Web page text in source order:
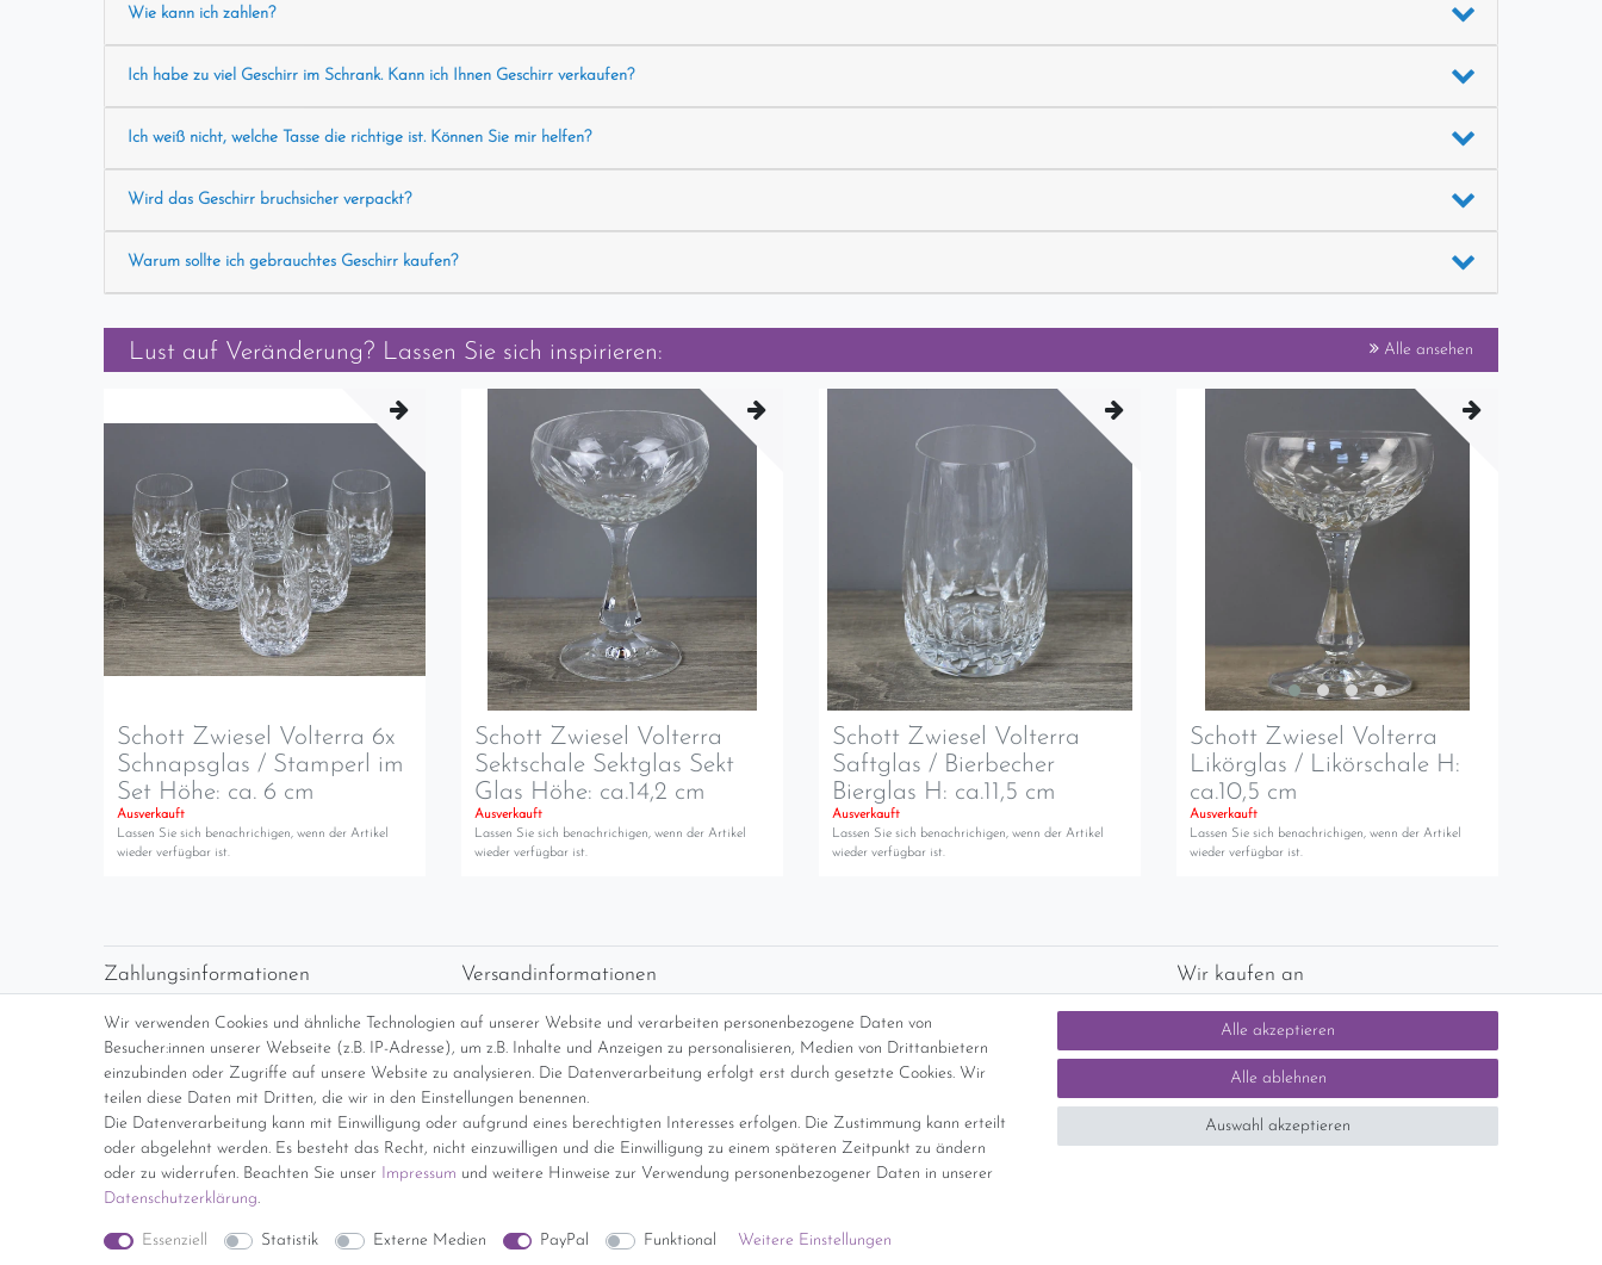
Wie kann ich zahlen?
Ich habe zu viel Geschirr im Schrank. Kann ich Ihnen Geschirr verkaufen?
Ich weiß nicht, welche Tasse die richtige ist. Können Sie mir helfen?
Wird das Geschirr bruchsicher verpackt?
Warum sollte ich gebrauchtes Geschirr kaufen?
Lust auf Veränderung? Lassen Sie sich inspirieren: Alle ansehen
Schott Zwiesel Volterra 6x
Schnapsglas / Stamperl im
Set Höhe: ca. 6 cm
Ausverkauft
Lassen Sie sich benachrichigen, wenn der Artikel
wieder verfügbar ist.
Schott Zwiesel Volterra
Sektschale Sektglas Sekt
Glas Höhe: ca.14,2 cm
Ausverkauft
Lassen Sie sich benachrichigen, wenn der Artikel
wieder verfügbar ist.
Schott Zwiesel Volterra
Saftglas / Bierbecher
Bierglas H: ca.11,5 cm
Ausverkauft
Lassen Sie sich benachrichigen, wenn der Artikel
wieder verfügbar ist.
Schott Zwiesel Volterra
Likörglas / Likörschale H:
ca.10,5 cm
Ausverkauft
Lassen Sie sich benachrichigen, wenn der Artikel
wieder verfügbar ist.
Wir verwenden Cookies und ähnliche Technologien auf unserer Website und verarbeiten personenbezogene Daten von
Besucher:innen unserer Webseite (z.B. IP-Adresse), um z.B. Inhalte und Anzeigen zu personalisieren, Medien von Drittanbietern
einzubinden oder Zugriffe auf unsere Website zu analysieren. Die Datenverarbeitung erfolgt erst durch gesetzte Cookies. Wir
teilen diese Daten mit Dritten, die wir in den Einstellungen benennen.
Die Datenverarbeitung kann mit Einwilligung oder aufgrund eines berechtigten Interesses erfolgen. Die Zustimmung kann erteilt
oder abgelehnt werden. Es besteht das Recht, nicht einzuwilligen und die Einwilligung zu einem späteren Zeitpunkt zu ändern
oder zu widerrufen. Beachten Sie unser Impressum und weitere Hinweise zur Verwendung personenbezogener Daten in unserer
Daten­schutz­erklärung.
Essenziell Statistik Externe Medien PayPal Funktional Weitere Einstellungen
Alle akzeptieren
Alle ablehnen
Auswahl akzeptieren
Zahlungsinformationen
Paypal
Abholung
Versandinformationen
Versand per GLS (6,90 Euro) oder DHL (8,49 Euro ) inkl. MwSt. (innerhalb Deutschlands)
kostenfreie Lieferung ab 150 Euro Warenwert (innerhalb Deutschlands)
Übersicht Internationale Versandkosten
Wir kaufen an
Sie haben zuviel Porzellan im Schrank? Gerne
kaufen wir dieses an. Einfach unverbindliches
Angebot anfordern.
*Endpreis inkl. MwSt. (Dieser Artikel unterliegt gem. § 25a UStG der Differenzbesteuerung, ein Ausweis der Mehrwertsteuer auf der Rechnung erfolgt nicht.)